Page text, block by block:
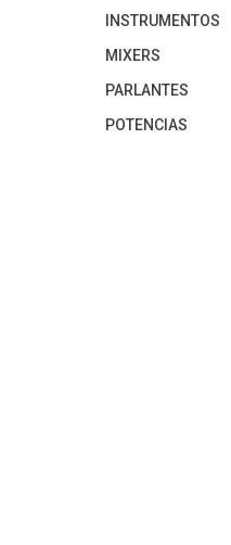
INSTRUMENTOS
MIXERS
PARLANTES
POTENCIAS